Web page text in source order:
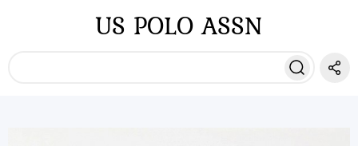
US POLO ASSN